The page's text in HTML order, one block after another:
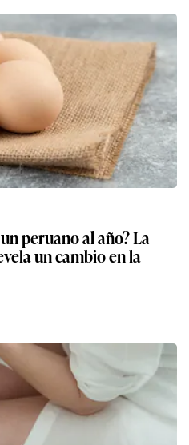
peruano al año? La
un cambio en la